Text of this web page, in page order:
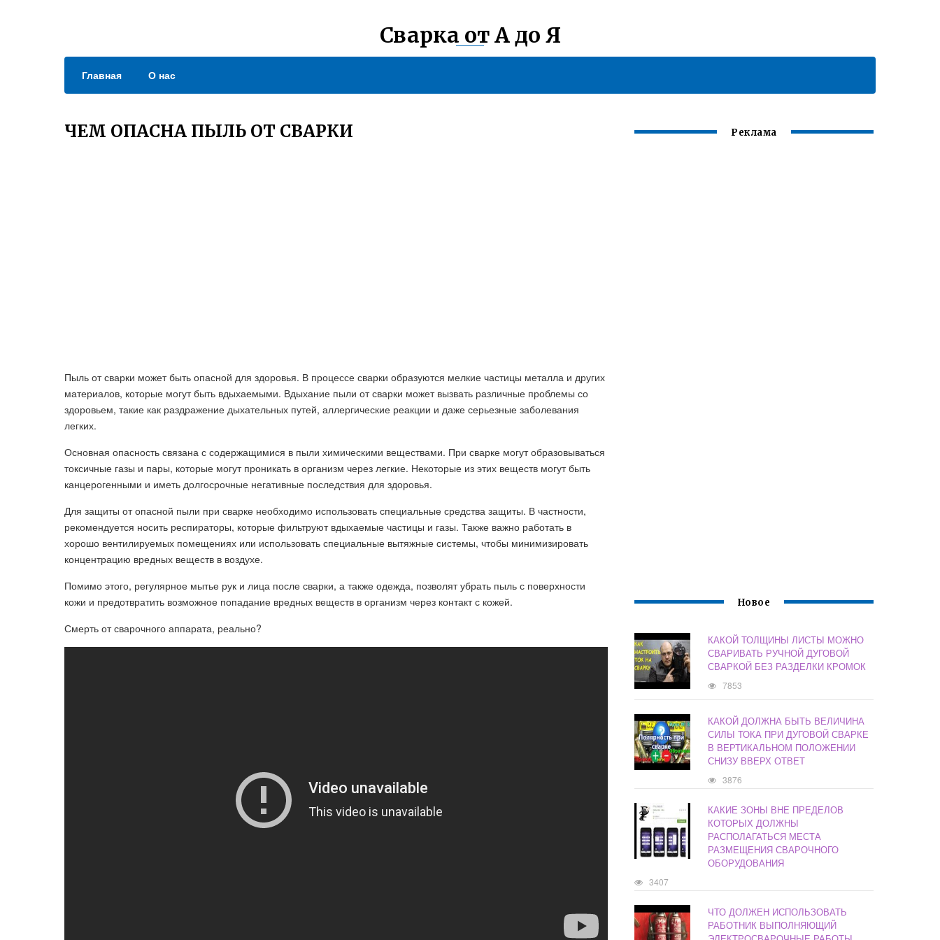
Сварка от А до Я
Главная О нас
ЧЕМ ОПАСНА ПЫЛЬ ОТ СВАРКИ
Пыль от сварки может быть опасной для здоровья. В процессе сварки образуются мелкие частицы металла и других
материалов, которые могут быть вдыхаемыми. Вдыхание пыли от сварки может вызвать различные проблемы со
здоровьем, такие как раздражение дыхательных путей, аллергические реакции и даже серьезные заболевания
легких.
Основная опасность связана с содержащимися в пыли химическими веществами. При сварке могут образовываться
токсичные газы и пары, которые могут проникать в организм через легкие. Некоторые из этих веществ могут быть
канцерогенными и иметь долгосрочные негативные последствия для здоровья.
Для защиты от опасной пыли при сварке необходимо использовать специальные средства защиты. В частности,
рекомендуется носить респираторы, которые фильтруют вдыхаемые частицы и газы. Также важно работать в
хорошо вентилируемых помещениях или использовать специальные вытяжные системы, чтобы минимизировать
концентрацию вредных веществ в воздухе.
Помимо этого, регулярное мытье рук и лица после сварки, а также одежда, позволят убрать пыль с поверхности
кожи и предотвратить возможное попадание вредных веществ в организм через контакт с кожей.
Смерть от сварочного аппарата, реально?
Реклама
Новое
КАКОЙ ТОЛЩИНЫ ЛИСТЫ МОЖНО
СВАРИВАТЬ РУЧНОЙ ДУГОВОЙ
СВАРКОЙ БЕЗ РАЗДЕЛКИ КРОМОК
7853
КАКОЙ ДОЛЖНА БЫТЬ ВЕЛИЧИНА
СИЛЫ ТОКА ПРИ ДУГОВОЙ СВАРКЕ
В ВЕРТИКАЛЬНОМ ПОЛОЖЕНИИ
СНИЗУ ВВЕРХ ОТВЕТ
3876
КАКИЕ ЗОНЫ ВНЕ ПРЕДЕЛОВ
КОТОРЫХ ДОЛЖНЫ
РАСПОЛАГАТЬСЯ МЕСТА
РАЗМЕЩЕНИЯ СВАРОЧНОГО
ОБОРУДОВАНИЯ
3407
ЧТО ДОЛЖЕН ИСПОЛЬЗОВАТЬ
РАБОТНИК ВЫПОЛНЯЮЩИЙ